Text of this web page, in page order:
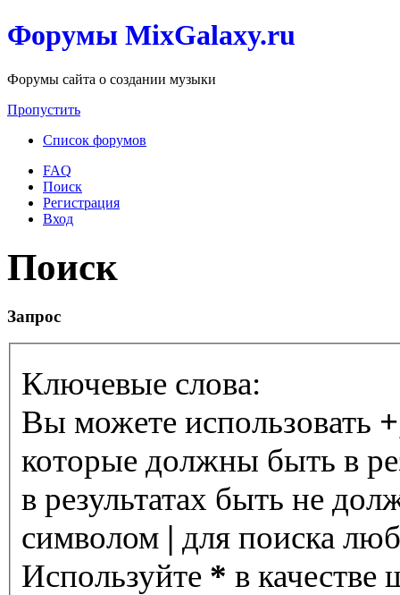
Форумы MixGalaxy.ru
Форумы сайта о создании музыки
Пропустить
Список форумов
FAQ
Поиск
Регистрация
Вход
Поиск
Запрос
Ключевые слова:
Вы можете использовать +
которые должны быть в
в результатах быть не
символом | для поиска
Используйте * в качестве